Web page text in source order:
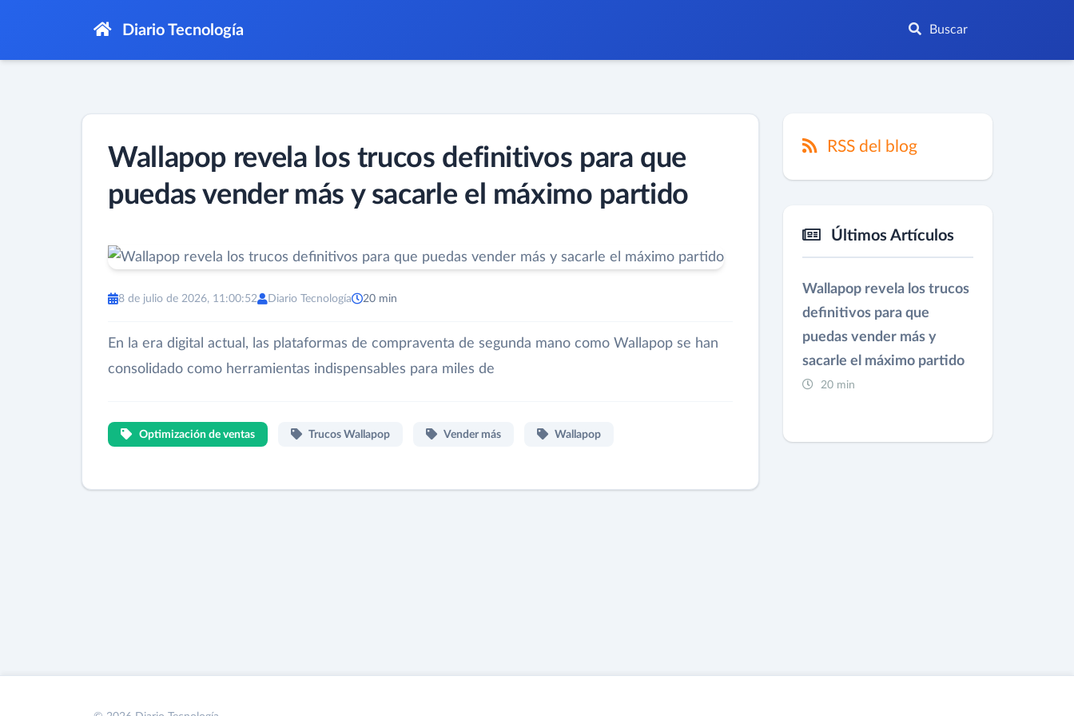
Diario Tecnología Buscar
Wallapop revela los trucos definitivos para que
puedas vender más y sacarle el máximo partido
8 de julio de 2026, 11:00:52 Diario Tecnología 20 min
En la era digital actual, las plataformas de compraventa de segunda mano como Wallapop se han
consolidado como herramientas indispensables para miles de
Optimización de ventas Trucos Wallapop Vender más Wallapop
RSS del blog
Últimos Artículos
Wallapop revela los trucos
definitivos para que
puedas vender más y
sacarle el máximo partido
20 min